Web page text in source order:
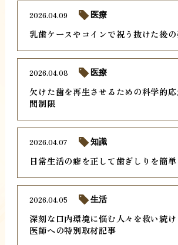
乳歯ケースやコインで祝う抜けた後
2026.04.09 医療
欠けた歯を再生させるための科学的
間制限
2026.04.08 医療
日常生活の癖を正して歯ぎしりを簡
2026.04.07 知識
深刻な口内環境に悩む人々を救い続
医師への特別取材記事
2026.04.05 生活